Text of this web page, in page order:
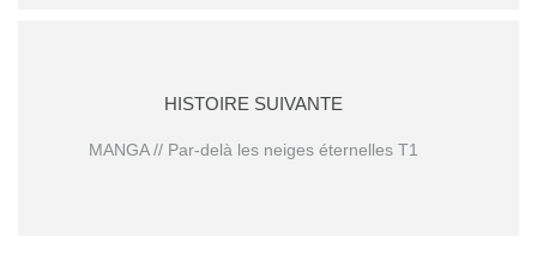
HISTOIRE SUIVANTE
MANGA // Par-delà les neiges éternelles T1